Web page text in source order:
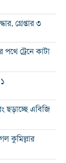
গ্রেপ্তার ৩
পথে ট্রেনে কাটা
ছড়াচ্ছে এবিজি
কুমিল্লার